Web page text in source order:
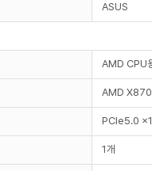
ASUS
AMD CPU
AMD X870
PCIe5.0
1개